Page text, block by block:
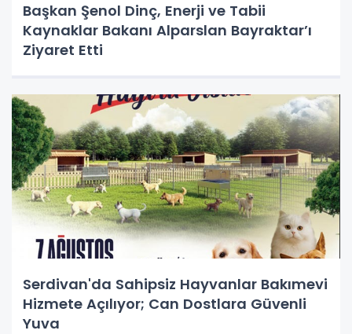
Başkan Şenol Dinç, Enerji ve Tabii
Kaynaklar Bakanı Alparslan Bayraktar’ı
Ziyaret Etti
Serdivan'da Sahipsiz Hayvanlar Bakımevi
Hizmete Açılıyor; Can Dostlara Güvenli
Yuva